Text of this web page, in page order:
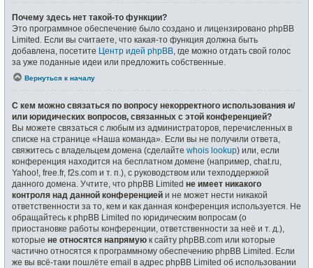
Почему здесь нет такой-то функции?
Это программное обеспечение было создано и лицензировано phpBB
Limited. Если вы считаете, что какая-то функция должна быть
добавлена, посетите Центр идей phpBB , где можно отдать свой голос
за уже поданные идеи или предложить собственные.
Вернуться к началу
С кем можно связаться по вопросу некорректного использования и/
или юридических вопросов, связанных с этой конференцией?
Вы можете связаться с любым из администраторов, перечисленных в
списке на странице «Наша команда». Если вы не получили ответа,
свяжитесь с владельцем домена (сделайте whois lookup) или, если
конференция находится на бесплатном домене (например, chat.ru,
Yahoo!, free.fr, f2s.com и т. п.), с руководством или техподдержкой
данного домена. Учтите, что phpBB Limited не имеет никакого
контроля над данной конференцией и не может нести никакой
ответственности за то, кем и как данная конференция используется. Не
обращайтесь к phpBB Limited по юридическим вопросам (о
приостановке работы конференции, ответственности за неё и т. д.),
которые не относятся напрямую к сайту phpBB.com или которые
частично относятся к программному обеспечению phpBB Limited. Если
же вы всё-таки пошлёте email в адрес phpBB Limited об использовании